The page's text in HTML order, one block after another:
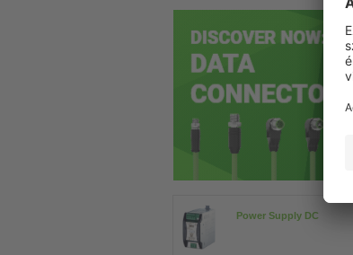
Power Supply DC